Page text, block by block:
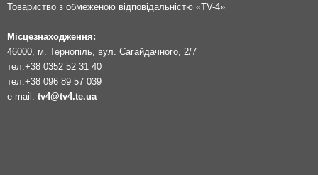
Товариство з обмеженою відповідальністю «TV-4»
Місцезнаходження:
46000, м. Тернопіль, вул. Сагайдачного, 2/7
тел. +38 0352 52 31 40
тел. +38 096 89 57 039
e-mail: tv4@tv4.te.ua